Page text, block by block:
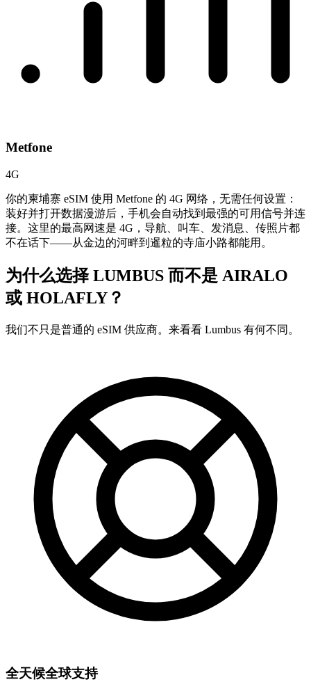
Metfone
4G
你的柬埔寨 eSIM 使用 Metfone 的 4G 网络，无需任何设置：
装好并打开数据漫游后，手机会自动找到最强的可用信号并连
接。这里的最高网速是 4G，导航、叫车、发消息、传照片都
不在话下——从金边的河畔到暹粒的寺庙小路都能用。
为什么选择 LUMBUS 而不是 AIRALO
或 HOLAFLY？
我们不只是普通的 eSIM 供应商。来看看 Lumbus 有何不同。
全天候全球支持